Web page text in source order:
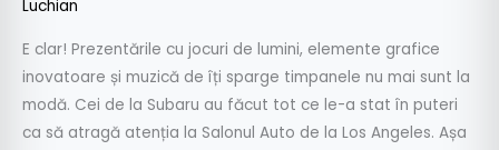
Luchian
E clar! Prezentările cu jocuri de lumini, elemente grafice
inovatoare și muzică de îți sparge timpanele nu mai sunt la
modă. Cei de la Subaru au făcut tot ce le-a stat în puteri
ca să atragă atenția la Salonul Auto de la Los Angeles. Așa
la
Los
Angeles